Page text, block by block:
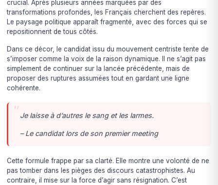
crucial. Après plusieurs années marquées par des
transformations profondes, les Français cherchent des repères.
Le paysage politique apparaît fragmenté, avec des forces qui se
repositionnent de tous côtés.
Dans ce décor, le candidat issu du mouvement centriste tente de
s’imposer comme la voix de la raison dynamique. Il ne s’agit pas
simplement de continuer sur la lancée précédente, mais de
proposer des ruptures assumées tout en gardant une ligne
cohérente.
Je laisse à d’autres le sang et les larmes.
– Le candidat lors de son premier meeting
Cette formule frappe par sa clarté. Elle montre une volonté de ne
pas tomber dans les pièges des discours catastrophistes. Au
contraire, il mise sur la force d’agir sans résignation. C’est